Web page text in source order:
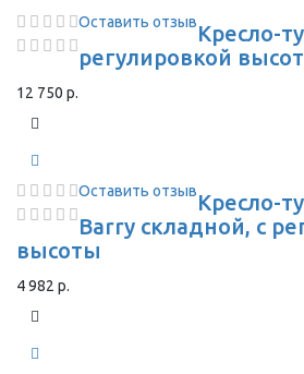
Оставить отзывКресло-
регулировкой
12 750 р.
Оставить отзывКресло-
Barry складной, с
высоты
4 982 р.